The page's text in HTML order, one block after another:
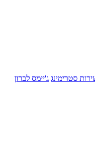
סטרימינג ג'יימס לברון